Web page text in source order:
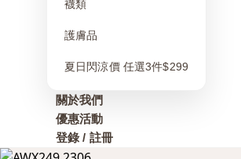
襪類
護膚品
夏日閃涼價 任選3件$299
關於我們
優惠活動
登錄 / 註冊